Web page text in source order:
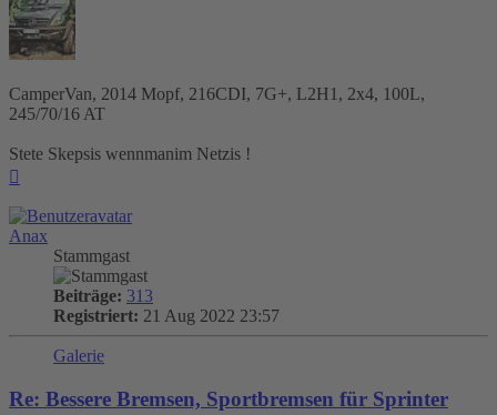
CamperVan, 2014 Mopf, 216CDI, 7G+, L2H1, 2x4, 100L,
245/70/16 AT
Stete Skepsis wennmanim Netzis !
Anax
Stammgast
Beiträge: 313
Registriert: 21 Aug 2022 23:57
Galerie
Re: Bessere Bremsen, Sportbremsen für Sprinter